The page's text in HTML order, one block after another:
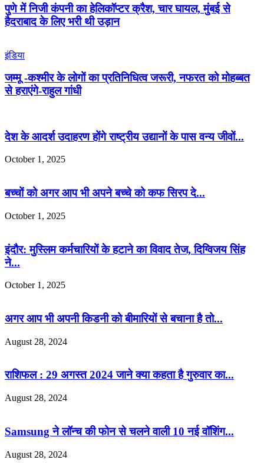
पुणे में निजी कंपनी का हेलिकॉप्टर क्रैश, चार घायल, मुंबई से
हैदराबाद के लिए भरी थी उड़ान
इंडिया
जम्मू -कश्मीर के लोगों का प्रतिनिधित्व जरूरी, नफरत को मोहब्बत
से हराएंगे-राहुल गांधी
देश के आदर्श उदाहरण होंगे राष्ट्रीय उद्यानों के पास वन्य जीवों...
October 1, 2025
बच्चों को अगर आप भी अपने बच्चे को कफ सिरप दे...
October 1, 2025
इंदौर: मुस्लिम कर्मचारियों के हटाने का विवाद तेज, दिग्विजय सिंह
ने...
October 1, 2025
अगर आप भी अपनी किडनी को बीमारियों से बचाना है तो...
August 28, 2024
राशिफल : 29 अगस्त 2024 जाने क्या कहता है गुरुवार का...
August 28, 2024
Samsung ने लॉन्च की फोन से चलने वाली 10 नई वॉशिंग...
August 28, 2024